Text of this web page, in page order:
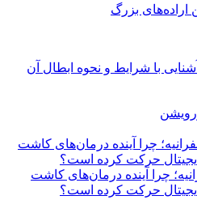
اراده‌های بزرگ
با شرایط و نحوه ابطال آن
چرا آینده درمان‌های کاشت
حرکت کرده است؟